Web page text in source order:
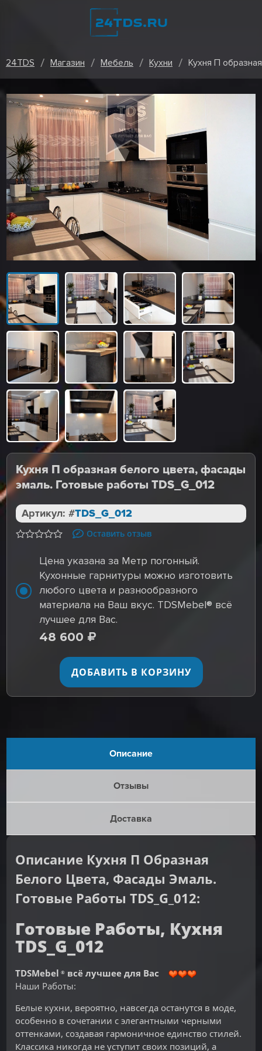
24TDS Магазин Мебель Кухни Кухня П
Кухня П образная белого цвета, фасады
эмаль. Готовые работы TDS_G_012
Артикул: #TDS_G_012
Оставить отзыв
Цена указана за Метр погонный.
Кухонные гарнитуры можно изготовить
любого цвета и разнообразного
материала на Ваш вкус. TDSMebel® всё
лучшее для Вас.
48 600
ДОБАВИТЬ В КОРЗИНУ
Описание
Отзывы
Доставка
Описание Кухня П Образная
Белого Цвета, Фасады Эмаль.
Готовые Работы TDS_G_012:
Готовые Работы, Кухня
TDS_G_012
TDSMebel ® всё лучшее для Вас
Наши Работы:
Белые кухни, вероятно, навсегда останутся в моде,
особенно в сочетании с элегантными черными
оттенками, создавая гармоничное единство стилей.
Классика никогда не уступит своих позиций, а